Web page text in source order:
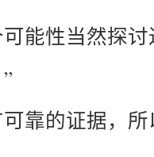
能性当然探讨
靠的证据，